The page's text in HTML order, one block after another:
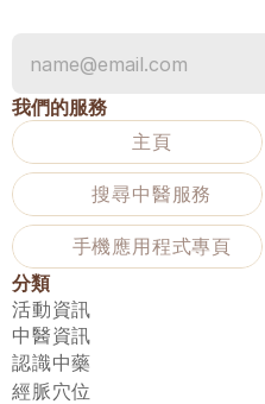
我們的服務
主頁
搜尋中醫服務
手機應用程式專頁
分類
活動資訊
中醫資訊
認識中藥
經脈穴位